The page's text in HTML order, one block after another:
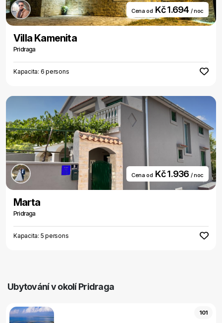
Cena od Kč 1.694 / noc
Villa Kamenita
Pridraga
Kapacita: 6 persons
Cena od Kč 1.936 / noc
Marta
Pridraga
Kapacita: 5 persons
Ubytování v okolí Pridraga
101